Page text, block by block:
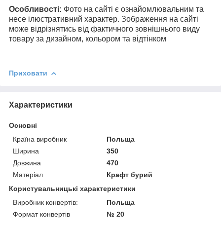
Особливості: Фото на сайті є ознайомлювальним та
несе ілюстративний характер. Зображення на сайті
може відрізнятись від фактичного зовнішнього виду
товару за дизайном, кольором та відтінком
Приховати
Характеристики
Основні
Країна виробник
Польща
Ширина
350
Довжина
470
Матеріал
Крафт бурий
Користувальницькі характеристики
Виробник конвертів:
Польща
Формат конвертів
№ 20